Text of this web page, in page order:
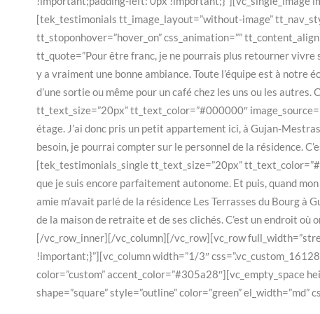
[tek_testimonials tt_image_layout=”without-image”
tt_stoponhover=”hover_on” css_animation=””
tt_quote=”Pour être franc, je ne pourrais plus retourner vivre
y a vraiment une bonne ambiance. Toute l’équipe est à
d’une sortie ou même pour un café chez les uns ou les
tt_text_size=”20px” tt_text_color=”#000000″
étage. J’ai donc pris un petit appartement ici, à Gujan-
besoin, je pourrai compter sur le personnel de la résidence.
[tek_testimonials_single tt_text_size=”20px”
que je suis encore parfaitement autonome. Et puis, quand
amie m’avait parlé de la résidence Les Terrasses du Bourg
de la maison de retraite et de ses clichés. C’est un endroit
[/vc_row_inner][/vc_column][/vc_row][vc_row
!important;}”][vc_column width=”1/3″
color=”custom” accent_color=”#305a28″][vc_empty_space
shape=”square” style=”outline” color=”green”
LES
Faire une
Résidence